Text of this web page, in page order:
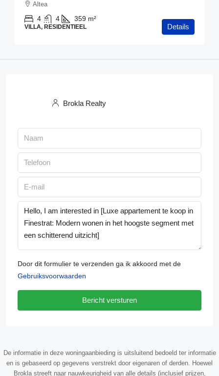
Altea
4 4 359 m²
VILLA, RESIDENTIEEL Details
Brokla Realty
Door dit formulier te verzenden ga ik akkoord met de
Gebruiksvoorwaarden
Bericht versturen
De informatie in deze woningaanbieding is uitsluitend bedoeld ter informatie
en is gebaseerd op gegevens verstrekt door eigenaren of derden. Hoewel
Brokla streeft naar nauwkeurigheid van alle details (inclusief prijzen,